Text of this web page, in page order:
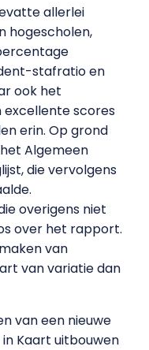
allerlei
hogescholen,
stafratio en
ook het
scores
erin. Op grond
Algemeen
die vervolgens
overigens niet
over het rapport.
van
van variatie dan
van een nieuwe
in Kaart uitbouwen